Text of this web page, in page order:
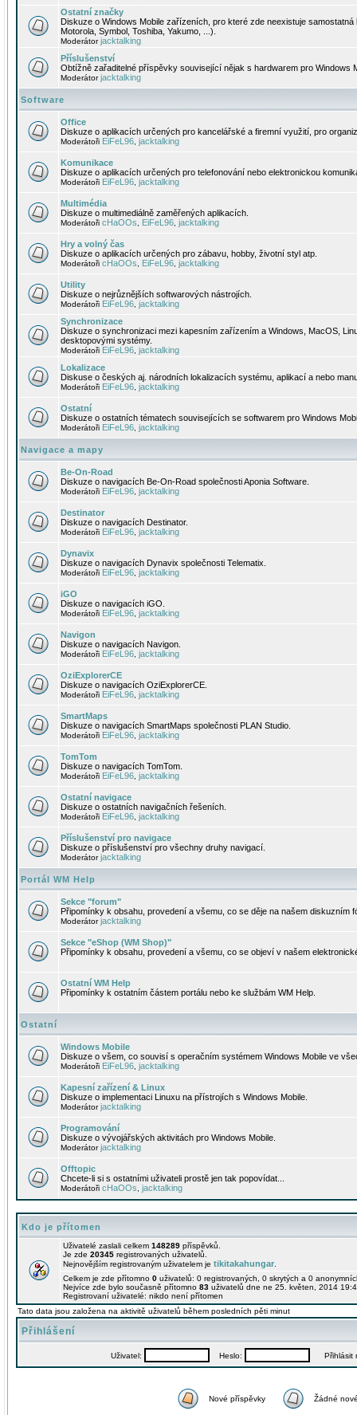
Ostatní značky
Diskuze o Windows Mobile zařízeních, pro které zde neexistuje
Motorola, Symbol, Toshiba, Yakumo, ...).
Moderátorjacktalking
Příslušenství
Obtížně zařaditelné příspěvky související nějak s hardwarem pro Windows
Moderátorjacktalking
Software
Office
Diskuze o aplikacích určených pro kancelářské a firemní využití, pro
Moderátoři EiFeL96 jacktalking
Komunikace
Diskuze o aplikacích určených pro telefonování nebo elektronickou
Moderátoři EiFeL96 jacktalking
Multimédia
Diskuze o multimediálně zaměřených aplikacích.
Moderátoři cHaOOs EiFeL96 jacktalking
Hry a volný čas
Diskuze o aplikacích určených pro zábavu, hobby, životní styl atp.
Moderátoři cHaOOs EiFeL96 jacktalking
Utility
Diskuze o nejrůznějších softwarových nástrojích.
Moderátoři EiFeL96 jacktalking
Synchronizace
Diskuze o synchronizaci mezi kapesním zařízením a Windows, MacOS,
desktopovými systémy.
Moderátoři EiFeL96 jacktalking
Lokalizace
Diskuse o českých aj. národních lokalizacích systému, aplikací a nebo
Moderátoři EiFeL96 jacktalking
Ostatní
Diskuze o ostatních tématech souvisejících se softwarem pro Windows
Moderátoři EiFeL96 jacktalking
Navigace a mapy
Be-On-Road
Diskuze o navigacích Be-On-Road společnosti Aponia Software.
Moderátoři EiFeL96 jacktalking
Destinator
Diskuze o navigacích Destinator.
Moderátoři EiFeL96 jacktalking
Dynavix
Diskuze o navigacích Dynavix společnosti Telematix.
Moderátoři EiFeL96 jacktalking
iGO
Diskuze o navigacích iGO.
Moderátoři EiFeL96 jacktalking
Navigon
Diskuze o navigacích Navigon.
Moderátoři EiFeL96 jacktalking
OziExplorerCE
Diskuze o navigacích OziExplorerCE.
Moderátoři EiFeL96 jacktalking
SmartMaps
Diskuze o navigacích SmartMaps společnosti PLAN Studio.
Moderátoři EiFeL96 jacktalking
TomTom
Diskuze o navigacích TomTom.
Moderátoři EiFeL96 jacktalking
Ostatní navigace
Diskuze o ostatních navigačních řešeních.
Moderátoři EiFeL96 jacktalking
Příslušenství pro navigace
Diskuze o příslušenství pro všechny druhy navigací.
Moderátorjacktalking
Portál WM Help
Sekce "forum"
Připomínky k obsahu, provedení a všemu, co se děje na našem diskuzním
Moderátorjacktalking
Sekce "eShop (WM Shop)"
Připomínky k obsahu, provedení a všemu, co se objeví v našem
Ostatní WM Help
Připomínky k ostatním částem portálu nebo ke službám WM Help.
Ostatní
Windows Mobile
Diskuze o všem, co souvisí s operačním systémem Windows Mobile ve
Moderátoři EiFeL96 jacktalking
Kapesní zařízení & Linux
Diskuze o implementaci Linuxu na přístrojích s Windows Mobile.
Moderátorjacktalking
Programování
Diskuze o vývojářských aktivitách pro Windows Mobile.
Moderátorjacktalking
Offtopic
Chcete-li si s ostatními uživateli prostě jen tak popovídat...
Moderátoři cHaOOs jacktalking
Kdo je přítomen
Uživatelé zaslali celkem 148289 příspěvků.
Je zde 20345 registrovaných uživatelů.
Nejnovějším registrovaným uživatelem je tikitakahungar
Celkem je zde přítomno 0 uživatelů: 0 registrovaných, 0 skrytých a 0
Nejvíce zde bylo současně přítomno 83 uživatelů dne ne 25. květen, 2014
Registrovaní uživatelé: nikdo není přítomen
Tato data jsou založena na aktivitě uživatelů během posledních pěti minut
Přihlášení
Uživatel: Heslo: Přihlásit
Nové příspěvky Žádné